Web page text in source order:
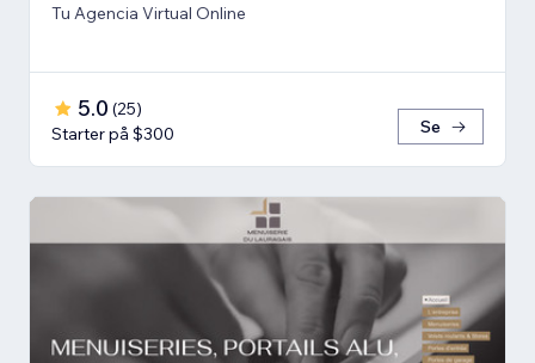
Tu Agencia Virtual Online
5.0 (25)
Starter på $300
Se